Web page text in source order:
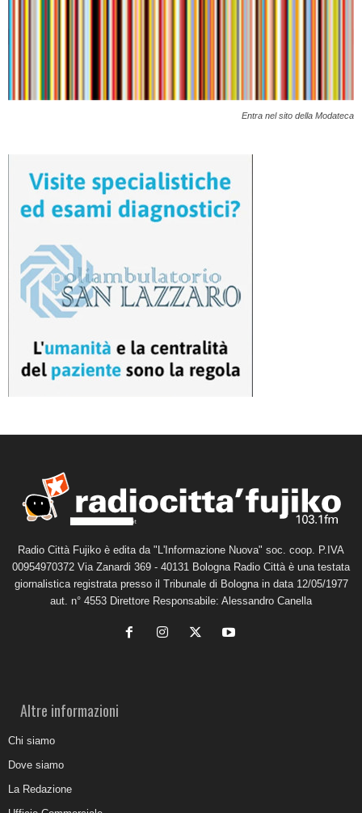
Entra nel sito della Modateca
Radio Città Fujiko è edita da "L'Informazione Nuova" soc. coop. P.IVA
00954970372 Via Zanardi 369 - 40131 Bologna Radio Città è una testata
giornalistica registrata presso il Tribunale di Bologna in data 12/05/1977
aut. n° 4553 Direttore Responsabile: Alessandro Canella
Altre informazioni
Chi siamo
Dove siamo
La Redazione